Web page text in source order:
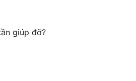
giúp đỡ?